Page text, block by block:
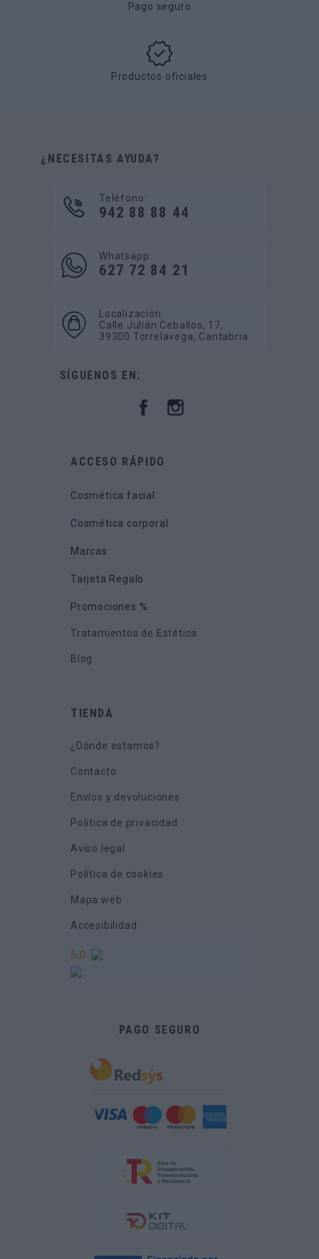
Pago seguro
Productos oficiales
¿NECESITAS AYUDA?
Teléfono:
942 88 88 44
Whatsapp:
627 72 84 21
Localización:
Calle Julián Ceballos, 17,
39300 Torrelavega, Cantabria
SÍGUENOS EN:
ACCESO RÁPIDO
Cosmética facial
Cosmética corporal
Marcas
Tarjeta Regalo
Promociones %
Tratamientos de Estética
Blog
TIENDA
¿Dónde estamos?
Contacto
Envíos y devoluciones
Política de privacidad
Aviso legal
Política de cookies
Mapa web
Accesibilidad
5,0
PAGO SEGURO